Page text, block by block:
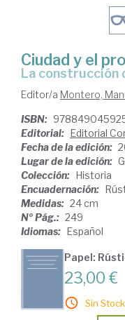
Ciudad y el
la construcción
Editor/a Montero,
ISBN:
Editorial: Editorial
Fecha de la edición:
Lugar de la edición:
Colección: Historia
Encuadernación:
Medidas: 24 cm
Nº Pág.: 249
Idiomas: Español
Papel:
23,00 €
Sin